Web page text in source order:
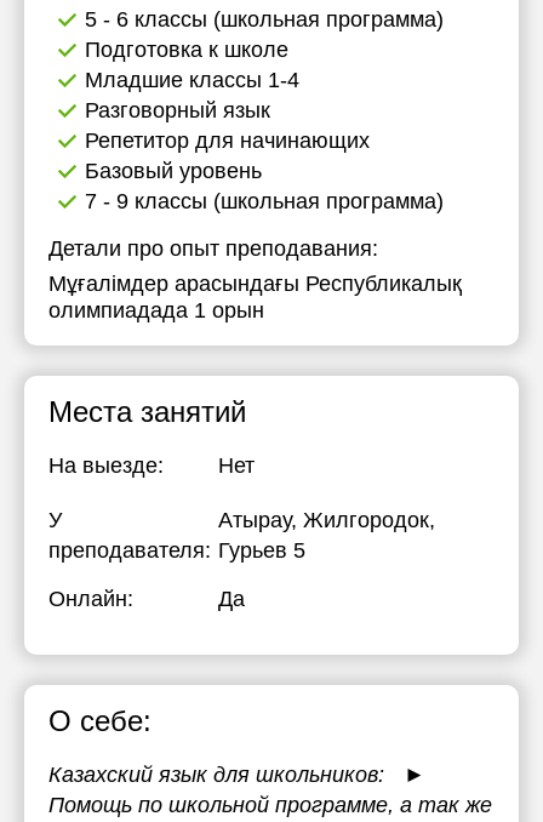
5 - 6 классы (школьная программа)
Подготовка к школе
Младшие классы 1-4
Разговорный язык
Репетитор для начинающих
Базовый уровень
7 - 9 классы (школьная программа)
Детали про опыт преподавания:
Мұғалімдер арасындағы Республикалық
олимпиадада 1 орын
Места занятий
На выезде: Нет
У
преподавателя:
Атырау, Жилгородок,
Гурьев 5
Онлайн:
Да
О себе:
Казахский язык для школьников: ►
Помощь по школьной программе, а так же
15:30
16:30
17:00